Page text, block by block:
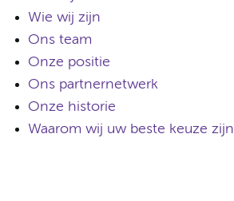
Wie wij zijn
Ons team
Onze positie
Ons partnernetwerk
Onze historie
Waarom wij uw beste keuze zijn